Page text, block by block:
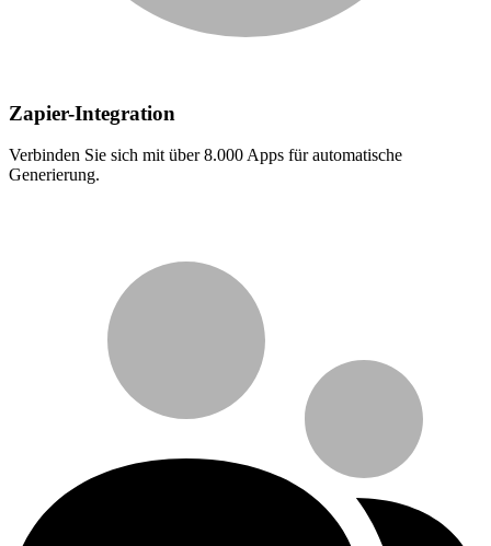
Zapier-Integration
Verbinden Sie sich mit über 8.000 Apps für automatische
Generierung.